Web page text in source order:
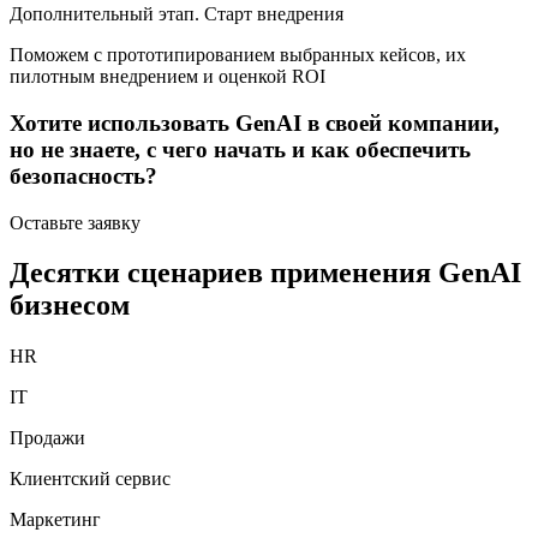
Дополнительный этап. Старт внедрения
Поможем с прототипированием выбранных кейсов, их
пилотным внедрением и оценкой ROI
Хотите использовать GenAI в своей компании,
но не знаете, с чего начать и как обеспечить
безопасность?
Оставьте заявку
Десятки сценариев применения GenAI
бизнесом
HR
IT
Продажи
Клиентский сервис
Маркетинг